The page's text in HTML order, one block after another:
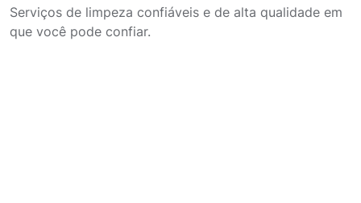
Serviços de limpeza confiáveis e de alta qualidade em
que você pode confiar.